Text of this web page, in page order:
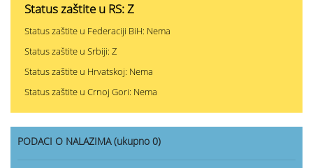
Status zaštite u RS: Z
Status zaštite u Federaciji BiH: Nema
Status zaštite u Srbiji: Z
Status zaštite u Hrvatskoj: Nema
Status zaštite u Crnoj Gori: Nema
PODACI O NALAZIMA (ukupno 0)